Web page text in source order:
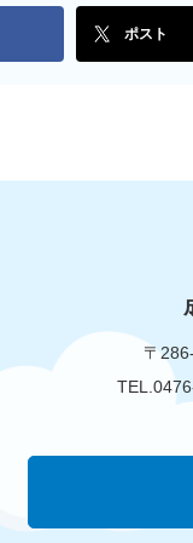
ポスト
〒